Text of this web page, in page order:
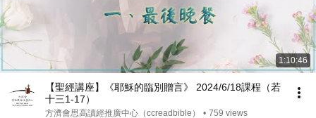
1:10:46
【聖經講座】《耶穌的臨別贈言》 2024/6/18課程（若
十三1-17）
方濟會思高讀經推廣中心（ccreadbible） • 759 views